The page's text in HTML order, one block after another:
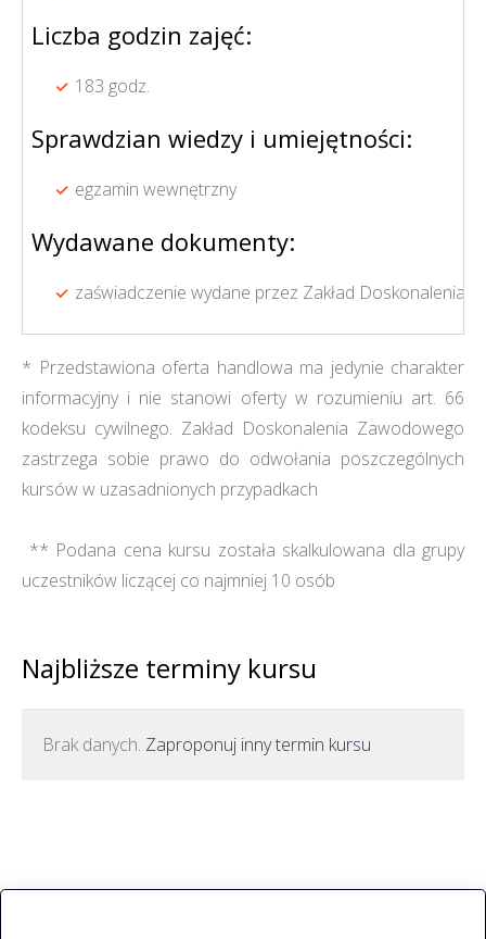
Liczba godzin zajęć:
183 godz.
Sprawdzian wiedzy i umiejętności:
egzamin wewnętrzny
Wydawane dokumenty:
zaświadczenie wydane przez Zakład Doskonalenia
* Przedstawiona oferta handlowa ma jedynie charakter
informacyjny i nie stanowi oferty w rozumieniu art. 66
kodeksu cywilnego. Zakład Doskonalenia Zawodowego
zastrzega sobie prawo do odwołania poszczególnych
kursów w uzasadnionych przypadkach
** Podana cena kursu została skalkulowana dla grupy
uczestników liczącej co najmniej 10 osób
Najbliższe terminy kursu
Brak danych. Zaproponuj inny termin kursu